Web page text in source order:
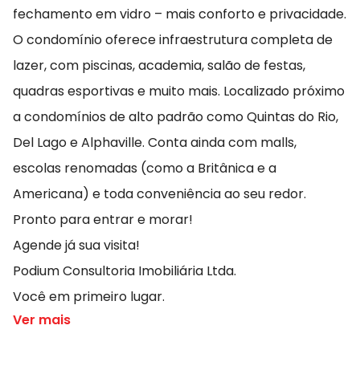
fechamento em vidro – mais conforto e privacidade.
O condomínio oferece infraestrutura completa de
lazer, com piscinas, academia, salão de festas,
quadras esportivas e muito mais. Localizado próximo
a condomínios de alto padrão como Quintas do Rio,
Del Lago e Alphaville. Conta ainda com malls,
escolas renomadas (como a Britânica e a
Americana) e toda conveniência ao seu redor.
Pronto para entrar e morar!
Agende já sua visita!
Podium Consultoria Imobiliária Ltda.
Você em primeiro lugar.
Ver mais